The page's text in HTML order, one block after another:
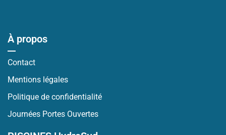
À propos
Contact
Mentions légales
Politique de confidentialité
Journées Portes Ouvertes